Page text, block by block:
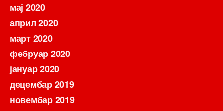
мај 2020
април 2020
март 2020
фебруар 2020
јануар 2020
децембар 2019
новембар 2019